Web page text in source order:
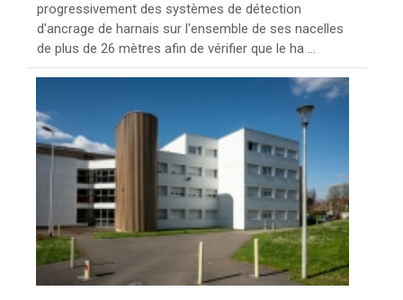
progressivement des systèmes de détection
d'ancrage de harnais sur l'ensemble de ses nacelles
de plus de 26 mètres afin de vérifier que le ha ...